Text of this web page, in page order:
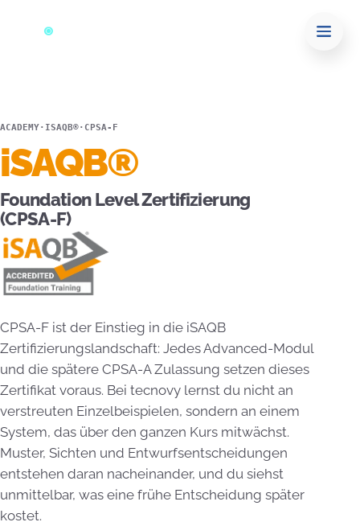
ACADEMY· ISAQB®· CPSA-F
iSAQB®
Foundation Level Zertifizierung
(CPSA-F)
CPSA-F ist der Einstieg in die iSAQB
Zertifizierungslandschaft: Jedes Advanced-Modul
und die spätere CPSA-A Zulassung setzen dieses
Zertifikat voraus. Bei tecnovy lernst du nicht an
verstreuten Einzelbeispielen, sondern an einem
System, das über den ganzen Kurs mitwächst.
Muster, Sichten und Entwurfsentscheidungen
entstehen daran nacheinander, und du siehst
unmittelbar, was eine frühe Entscheidung später
kostet.